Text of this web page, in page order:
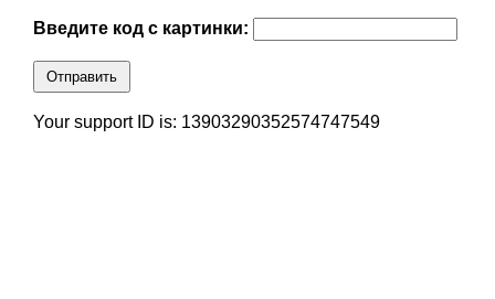
Введите код с картинки:
Отправить
Your support ID is: 13903290352574747549